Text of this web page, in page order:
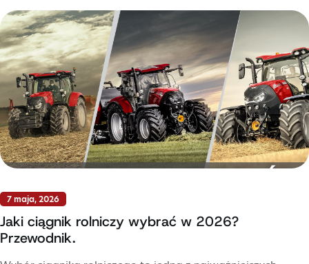
7 maja, 2026
Jaki ciągnik rolniczy wybrać w 2026?
Przewodnik.